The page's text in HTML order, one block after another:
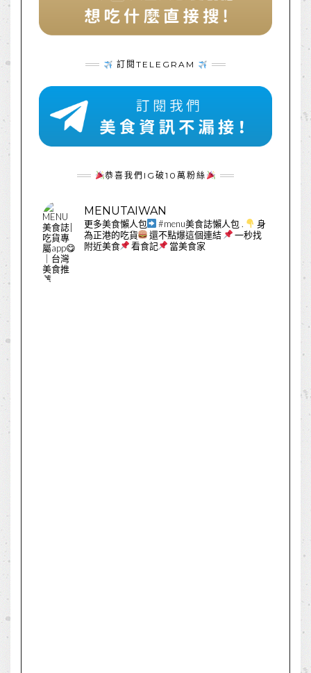
訂閱TELEGRAM
恭喜我們IG破10萬粉絲
MENUTAIWAN
更多美食懶人包 #menu美食誌懶人包 .
身
為正港的吃貨
還不點爆這個連結
一秒找
附近美食
看食記 當美食家